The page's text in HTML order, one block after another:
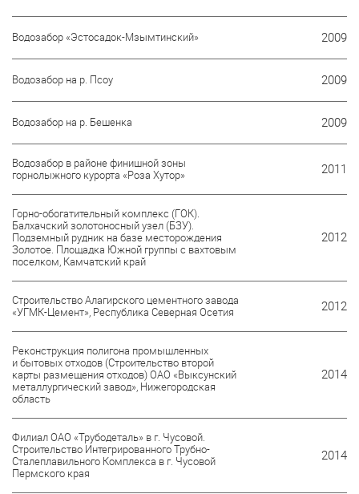
Водозабор «Эстосадок-Мзымтинский» 2009
Водозабор на р. Псоу 2009
Водозабор на р. Бешенка 2009
Водозабор в районе финишной зоны
горнолыжного курорта «Роза Хутор»
2011
Горно-обогатительный комплекс (ГОК).
Балхачский золотоносный узел (БЗУ).
Подземный рудник на базе месторождения
Золотое. Площадка Южной группы с вахтовым
поселком, Камчатский край
2012
Строительство Алагирского цементного завода
«УГМК-Цемент», Республика Северная Осетия
2012
Реконструкция полигона промышленных
и бытовых отходов (Строительство второй
карты размещения отходов) ОАО «Выксунский
металлургический завод», Нижегородская
область
2014
Филиал ОАО «Трубодеталь» в г. Чусовой.
Строительство Интегрированного Трубно-
Сталеплавильного Комплекса в г. Чусовой
Пермского края
2014